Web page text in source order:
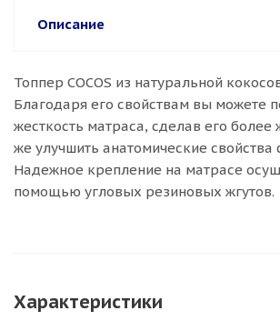
Описание
Топпер COCOS из натуральной
Благодаря его свойствам вы можете
жесткость матраса, сделав его более
же улучшить анатомические свойства
Надежное крепление на матрасе
помощью угловых резиновых жгутов.
Характеристики